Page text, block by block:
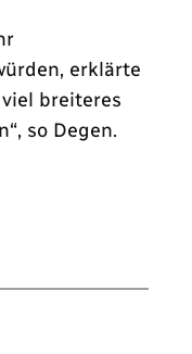
erklärte
breiteres
so Degen.